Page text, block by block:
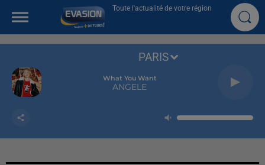
Toute l'actualité de votre région
What You Want
ANGELE
PARIS